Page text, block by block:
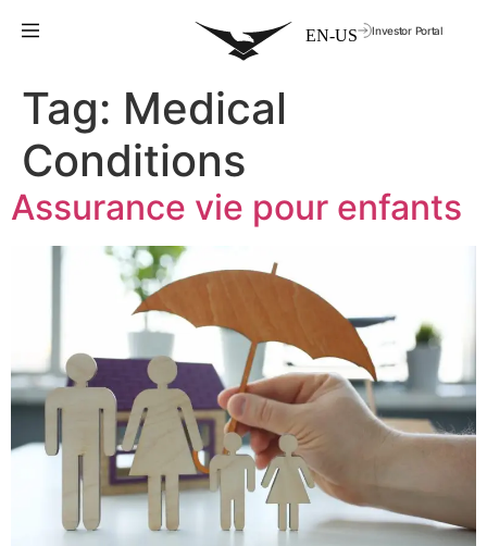
Investor Portal
Tag: Medical
Conditions
Assurance vie pour enfants